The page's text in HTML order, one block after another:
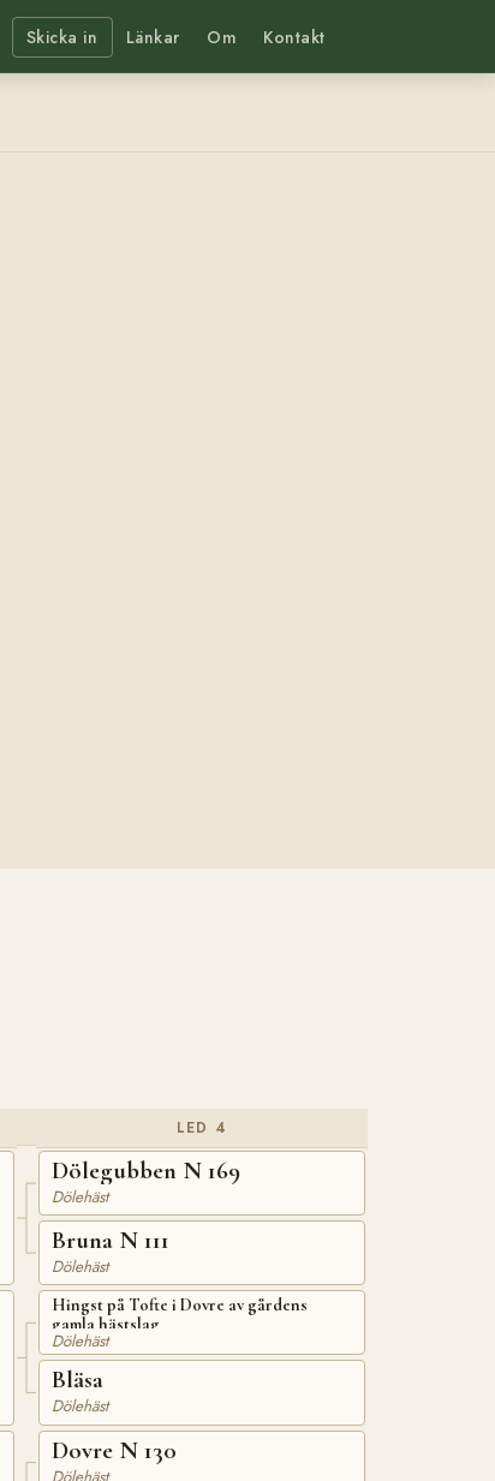
Skicka in Länkar Om Kontakt
LED 4
Dölegubben N 169
Dölehäst
Bruna N 111
Dölehäst
Hingst på Tofte i Dovre av gårdens
gamla hästslag
Dölehäst
Bläsa
Dölehäst
Dovre N 130
Dölehäst